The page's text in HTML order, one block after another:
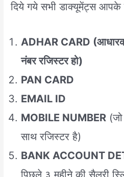
दिये गये सभी डाक्यूमेंट्स आपके
ADHAR CARD
नंबर रजिस्टर हो)
PAN CARD
EMAIL ID
MOBILE NUMBER
साथ रजिस्टर है)
BANK ACCOUNT
पिछले ३ महीने की सैलरी